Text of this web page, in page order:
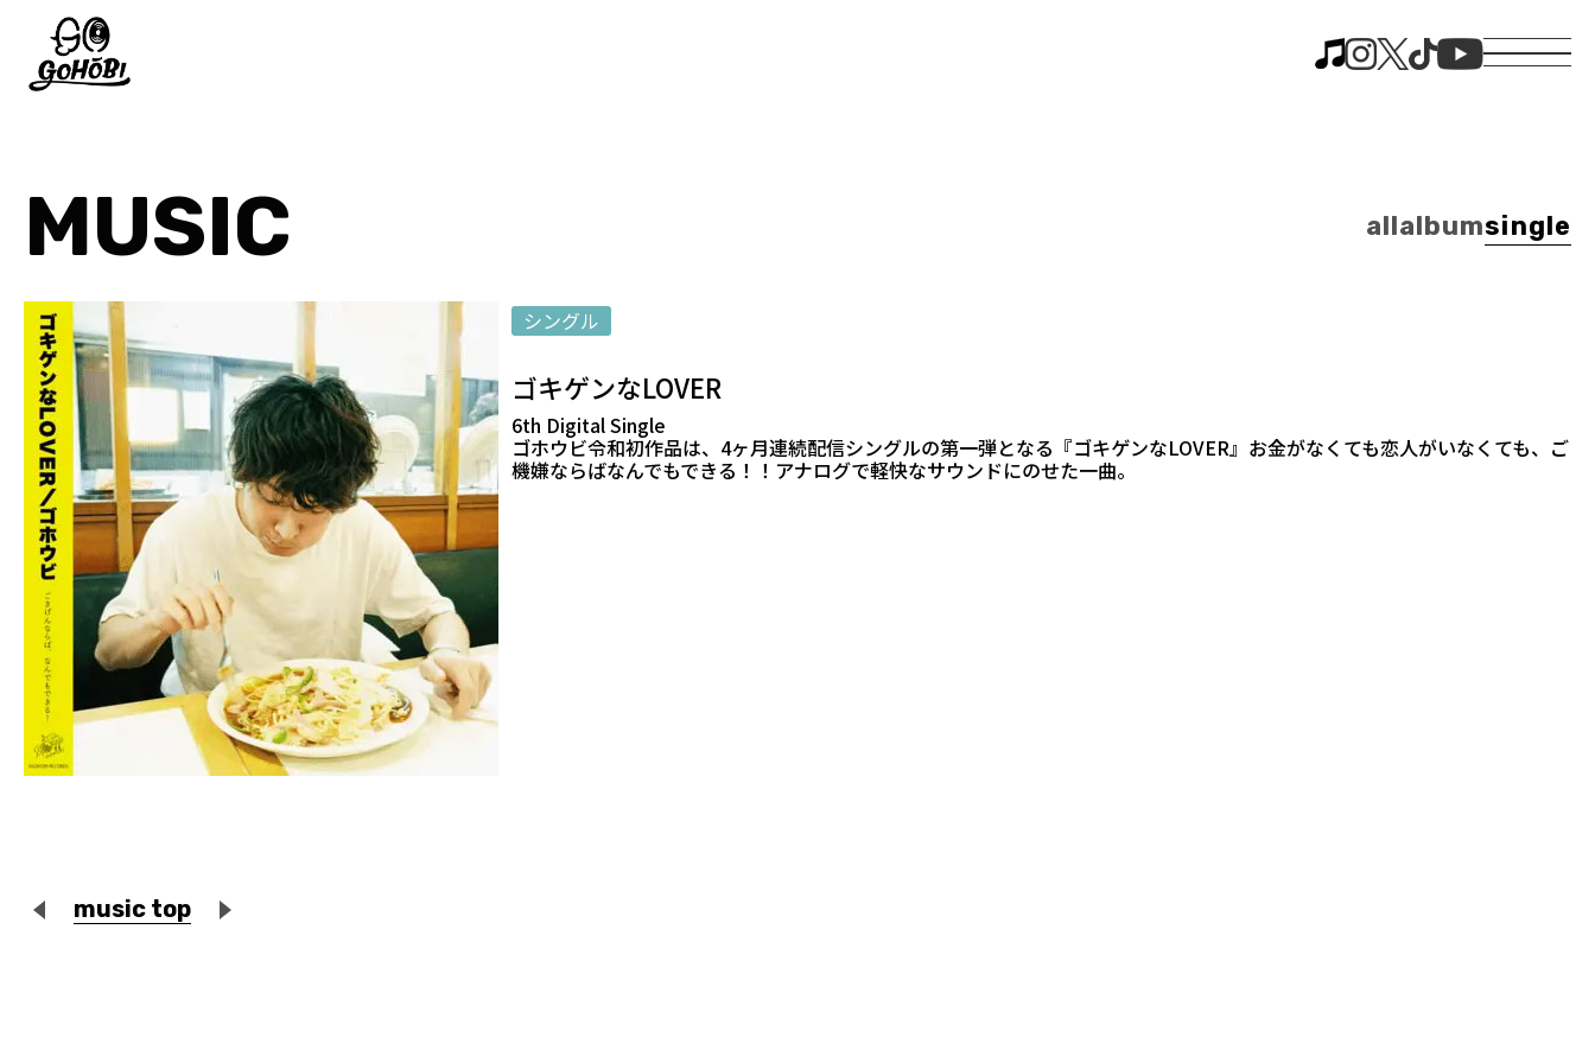
MUSIC allalbumsingle
シングル
ゴキゲンなLOVER
6th Digital Single
ゴホウビ令和初作品は、4ヶ月連続配信シングルの第一弾となる『ゴキゲンなLOVER』お金がなくても恋人がいなくても、ご
機嫌ならばなんでもできる！！アナログで軽快なサウンドにのせた一曲。
music top